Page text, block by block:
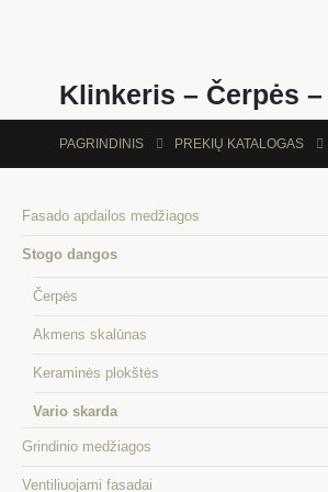
Klinkeris – Čerpės
PAGRINDINIS PREKIŲ KATALOGAS
Fasado apdailos medžiagos
Stogo dangos
Čerpės
Akmens skalūnas
Keraminės plokštės
Vario skarda
Grindinio medžiagos
Ventiliuojami fasadai